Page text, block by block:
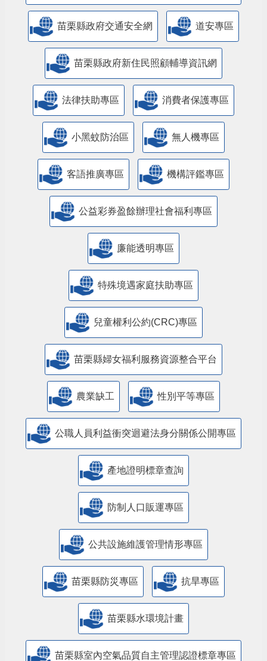
苗栗縣政府交通安全網 道安專區
苗栗縣政府新住民照顧輔導資訊網
法律扶助專區 消費者保護專區
小黑蚊防治區 無人機專區
客語推廣專區 機構評鑑專區
公益彩券盈餘辦理社會福利專區
廉能透明專區
特殊境遇家庭扶助專區
兒童權利公約(CRC)專區
苗栗縣婦女福利服務資源整合平台
農業缺工 性別平等專區
公職人員利益衝突迴避法身分關係公開專區
產地證明標章查詢
防制人口販運專區
​公共設施維護管理情形專區
苗栗縣防災專區 抗旱專區
苗栗縣水環境計畫
苗栗縣室內空氣品質自主管理認證標章專區